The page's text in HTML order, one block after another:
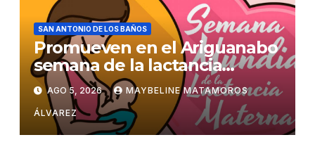
SAN ANTONIO DE LOS BAÑOS
Promueven en el Ariguanabo
semana de la lactancia
materna
AGO 5, 2026 MAYBELINE MATAMOROS
ÁLVAREZ